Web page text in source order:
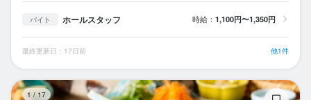
バイト ホールスタッフ 時給： 1,100円〜1,350円
最終更新日：17日前 他1件
1 / 17